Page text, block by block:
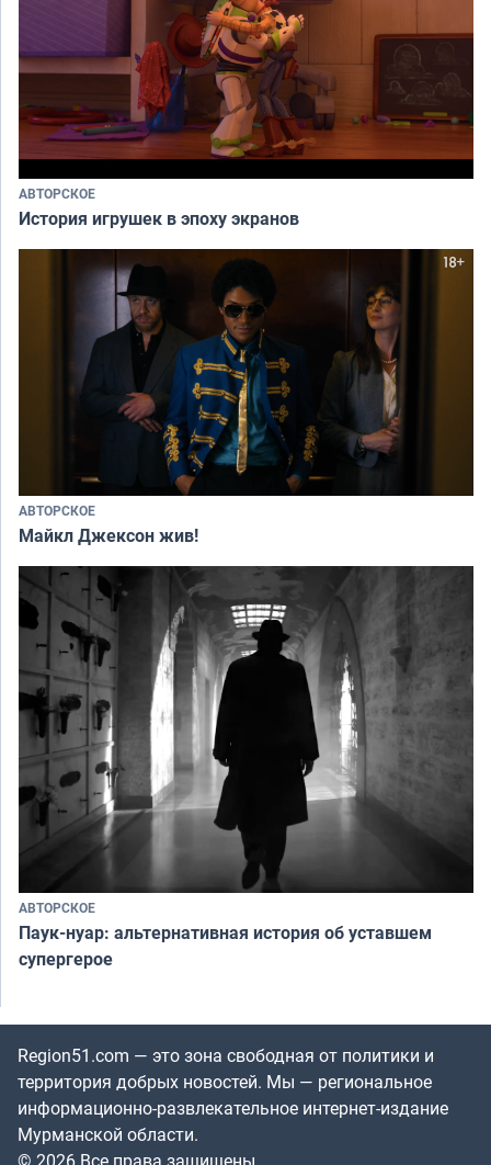
АВТОРСКОЕ
История игрушек в эпоху экранов
АВТОРСКОЕ
Майкл Джексон жив!
АВТОРСКОЕ
Паук-нуар: альтернативная история об уставшем
супергерое
Region51.com — это зона свободная от политики и
территория добрых новостей. Мы — региональное
информационно-развлекательное интернет-издание
Мурманской области.